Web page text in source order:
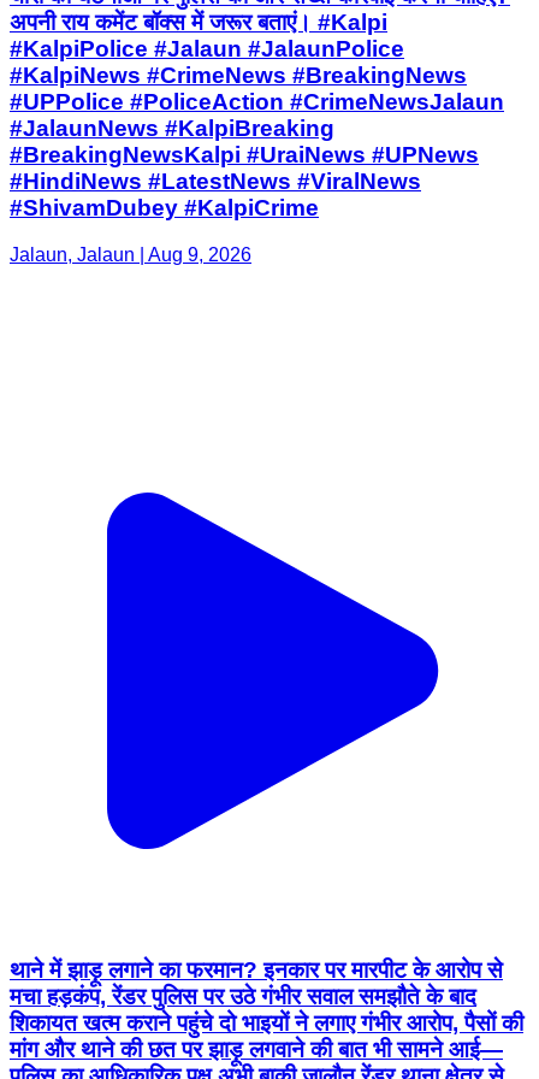
अपनी राय कमेंट बॉक्स में जरूर बताएं। #Kalpi
#KalpiPolice #Jalaun #JalaunPolice
#KalpiNews #CrimeNews #BreakingNews
#UPPolice #PoliceAction #CrimeNewsJalaun
#JalaunNews #KalpiBreaking
#BreakingNewsKalpi #UraiNews #UPNews
#HindiNews #LatestNews #ViralNews
#ShivamDubey #KalpiCrime
Jalaun, Jalaun | Aug 9, 2026
थाने में झाड़ू लगाने का फरमान? इनकार पर मारपीट के आरोप से
मचा हड़कंप, रेंडर पुलिस पर उठे गंभीर सवाल समझौते के बाद
शिकायत खत्म कराने पहुंचे दो भाइयों ने लगाए गंभीर आरोप, पैसों की
मांग और थाने की छत पर झाड़ू लगवाने की बात भी सामने आई—